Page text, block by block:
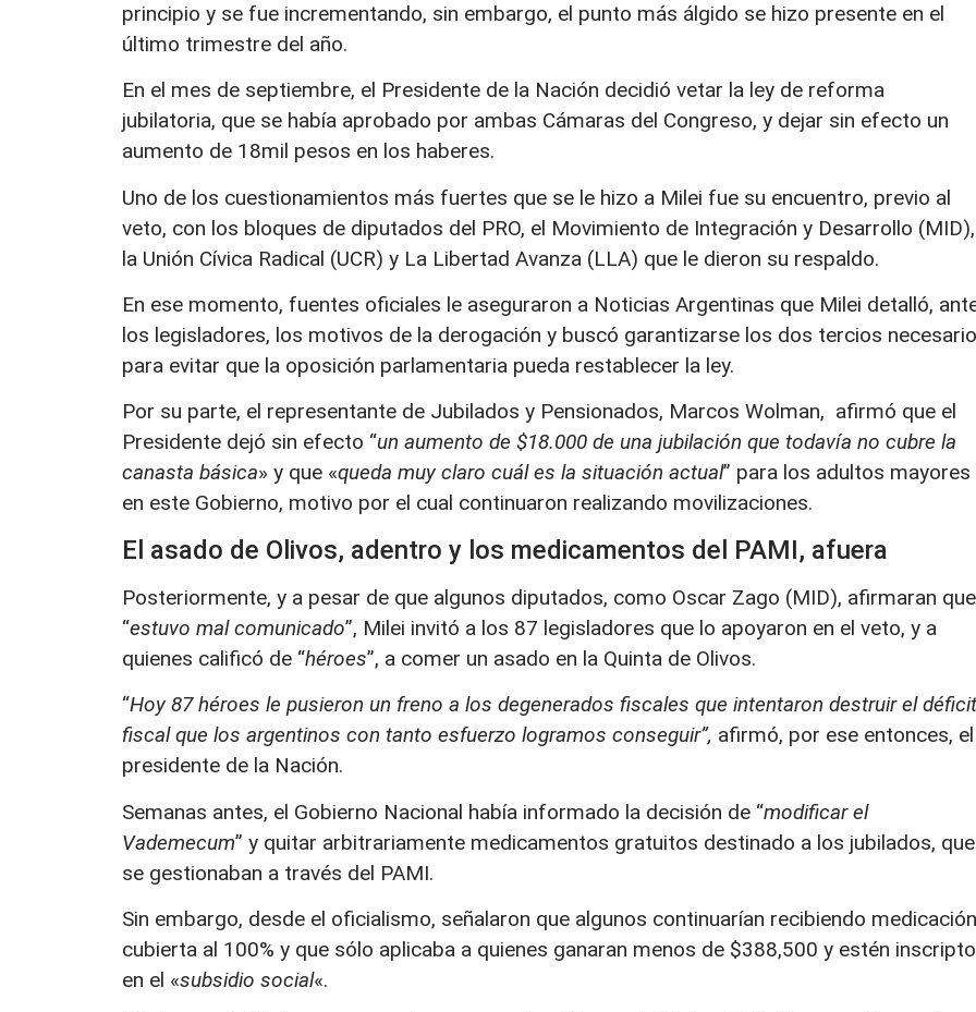
principio y se fue incrementando, sin embargo, el punto más álgido se hizo presente en el
último trimestre del año.
En el mes de septiembre, el Presidente de la Nación decidió vetar la ley de reforma
jubilatoria, que se había aprobado por ambas Cámaras del Congreso, y dejar sin efecto un
aumento de 18mil pesos en los haberes.
Uno de los cuestionamientos más fuertes que se le hizo a Milei fue su encuentro, previo al
veto, con los bloques de diputados del PRO, el Movimiento de Integración y Desarrollo (MID),
la Unión Cívica Radical (UCR) y La Libertad Avanza (LLA) que le dieron su respaldo.
En ese momento, fuentes oficiales le aseguraron a Noticias Argentinas que Milei detalló,
los legisladores, los motivos de la derogación y buscó garantizarse los dos tercios
para evitar que la oposición parlamentaria pueda restablecer la ley.
Por su parte, el representante de Jubilados y Pensionados, Marcos Wolman, afirmó que el
Presidente dejó sin efecto “un aumento de $18.000 de una jubilación que todavía no cubre la
canasta básica» y que «queda muy claro cuál es la situación actual” para los adultos mayores
en este Gobierno, motivo por el cual continuaron realizando movilizaciones.
El asado de Olivos, adentro y los medicamentos del PAMI, afuera
Posteriormente, y a pesar de que algunos diputados, como Oscar Zago (MID), afirmaran que
“estuvo mal comunicado”, Milei invitó a los 87 legisladores que lo apoyaron en el veto, y a
quienes calificó de “héroes”, a comer un asado en la Quinta de Olivos.
“Hoy 87 héroes le pusieron un freno a los degenerados fiscales que intentaron destruir el déficit
fiscal que los argentinos con tanto esfuerzo logramos conseguir”, afirmó, por ese entonces, el
presidente de la Nación.
Semanas antes, el Gobierno Nacional había informado la decisión de “modificar el
Vademecum” y quitar arbitrariamente medicamentos gratuitos destinado a los jubilados, que
se gestionaban a través del PAMI.
Sin embargo, desde el oficialismo, señalaron que algunos continuarían recibiendo medicación
cubierta al 100% y que sólo aplicaba a quienes ganaran menos de $388,500 y estén
en el «subsidio social«.